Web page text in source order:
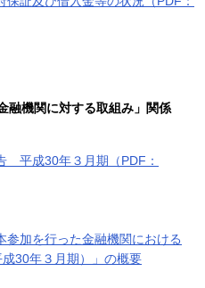
融機関に対する取組み」関係
平成30年３月期（PDF：
参加を行った金融機関における
成30年３月期）」の概要